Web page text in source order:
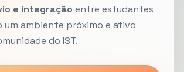
e integração entre estudantes
um ambiente próximo e ativo
do IST.